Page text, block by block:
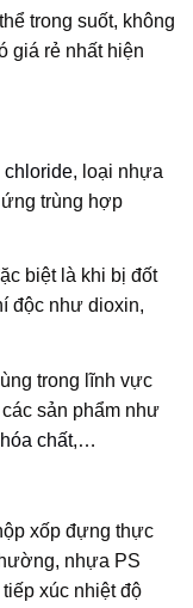
trong suốt, không
giá rẻ nhất hiện
chloride, loại nhựa
trùng hợp
biệt là khi bị đốt
độc như dioxin,
trong lĩnh vực
sản phẩm như
chất,…
xốp đựng thực
nhựa PS
xúc nhiệt độ